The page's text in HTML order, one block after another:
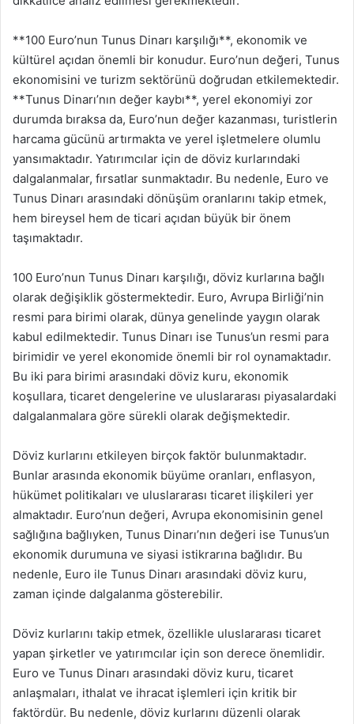
**100 Euro’nun Tunus Dinarı karşılığı**, ekonomik ve
kültürel açıdan önemli bir konudur. Euro’nun değeri, Tunus
ekonomisini ve turizm sektörünü doğrudan etkilemektedir.
**Tunus Dinarı’nın değer kaybı**, yerel ekonomiyi zor
durumda bıraksa da, Euro’nun değer kazanması, turistlerin
harcama gücünü artırmakta ve yerel işletmelere olumlu
yansımaktadır. Yatırımcılar için de döviz kurlarındaki
dalgalanmalar, fırsatlar sunmaktadır. Bu nedenle, Euro ve
Tunus Dinarı arasındaki dönüşüm oranlarını takip etmek,
hem bireysel hem de ticari açıdan büyük bir önem
taşımaktadır.
100 Euro’nun Tunus Dinarı karşılığı, döviz kurlarına bağlı
olarak değişiklik göstermektedir. Euro, Avrupa Birliği’nin
resmi para birimi olarak, dünya genelinde yaygın olarak
kabul edilmektedir. Tunus Dinarı ise Tunus’un resmi para
birimidir ve yerel ekonomide önemli bir rol oynamaktadır.
Bu iki para birimi arasındaki döviz kuru, ekonomik
koşullara, ticaret dengelerine ve uluslararası piyasalardaki
dalgalanmalara göre sürekli olarak değişmektedir.
Döviz kurlarını etkileyen birçok faktör bulunmaktadır.
Bunlar arasında ekonomik büyüme oranları, enflasyon,
hükümet politikaları ve uluslararası ticaret ilişkileri yer
almaktadır. Euro’nun değeri, Avrupa ekonomisinin genel
sağlığına bağlıyken, Tunus Dinarı’nın değeri ise Tunus’un
ekonomik durumuna ve siyasi istikrarına bağlıdır. Bu
nedenle, Euro ile Tunus Dinarı arasındaki döviz kuru,
zaman içinde dalgalanma gösterebilir.
Döviz kurlarını takip etmek, özellikle uluslararası ticaret
yapan şirketler ve yatırımcılar için son derece önemlidir.
Euro ve Tunus Dinarı arasındaki döviz kuru, ticaret
anlaşmaları, ithalat ve ihracat işlemleri için kritik bir
faktördür. Bu nedenle, döviz kurlarını düzenli olarak